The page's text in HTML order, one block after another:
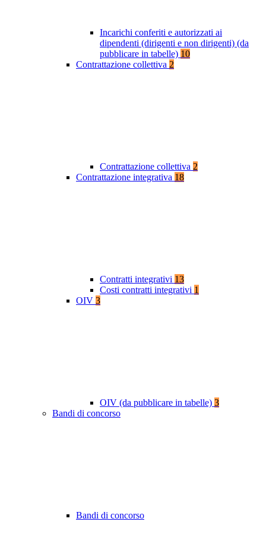
Incarichi conferiti e autorizzati ai
dipendenti (dirigenti e non dirigenti) (da
pubblicare in tabelle) 10
Contrattazione collettiva 2
Contrattazione collettiva 2
Contrattazione integrativa 18
Contratti integrativi 13
Costi contratti integrativi 1
OIV 3
OIV (da pubblicare in tabelle) 3
Bandi di concorso
Bandi di concorso